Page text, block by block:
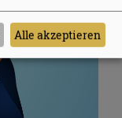
Alle akzeptieren